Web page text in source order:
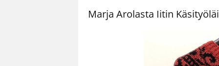
Marja Arolasta Iitin